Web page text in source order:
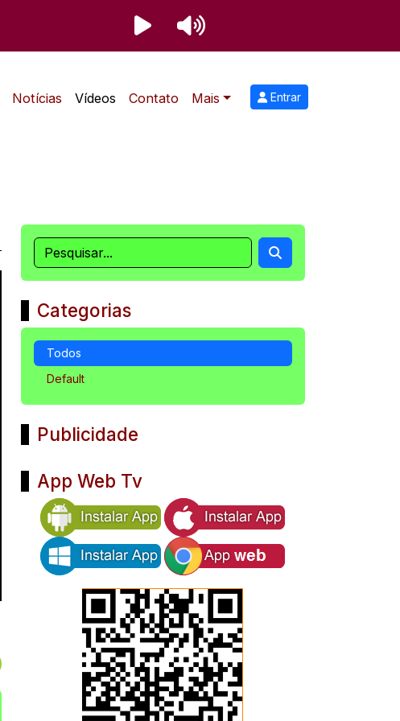
Notícias Vídeos Contato Mais Entrar
Categorias
Todos
Default
Publicidade
App Web Tv